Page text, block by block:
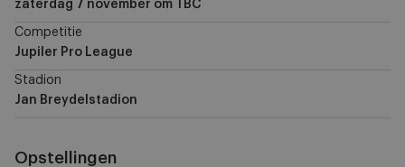
zaterdag 7 november om TBC
Competitie
Jupiler Pro League
Stadion
Jan Breydelstadion
Opstellingen